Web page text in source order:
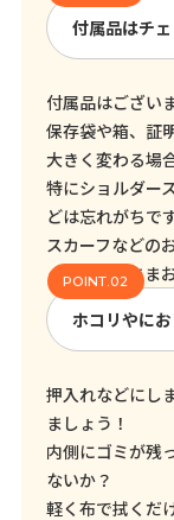
付属品はチェ
付属品はござい
保存袋や箱、証
大きく変わる場
特にショルダー
どは忘れがちで
スカーフなどの
くてもそのまま
ホコリやに
押入れなどにし
ましょう！
内側にゴミが残
ないか？
軽く布で拭くだ